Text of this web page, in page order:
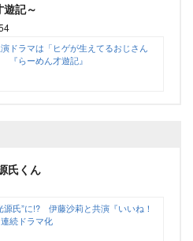
記～
ドラマは「ヒゲが生えてるおじさん
『らーめん才遊記』
氏くん
源氏”に!? 伊藤沙莉と共演『いいね！
続ドラマ化